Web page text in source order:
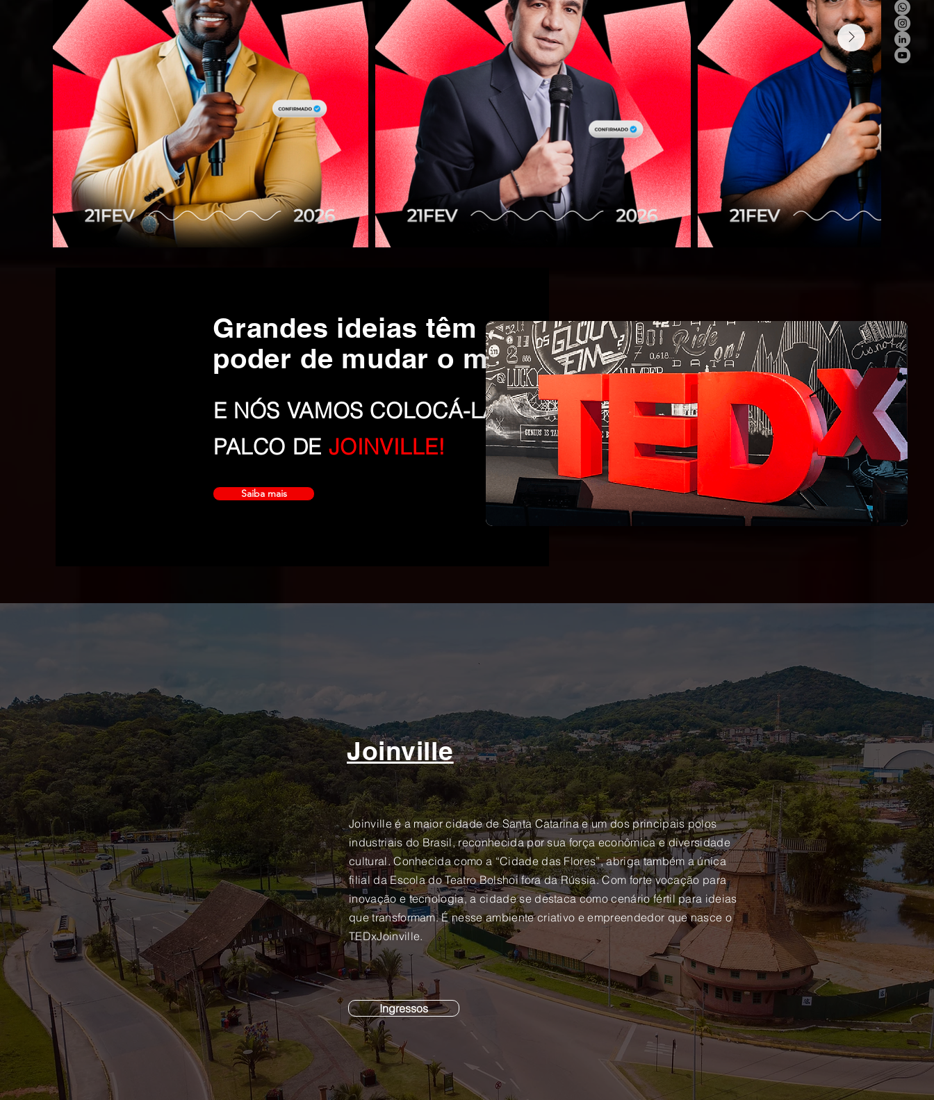
Grandes ideias têm o
poder de mudar o mundo
E NÓS VAMOS COLOCÁ-LAS NO
PALCO DE JOINVILLE!
Saiba mais
Joinville
Joinville é a maior cidade de Santa Catarina e um dos principais polos
industriais do Brasil, reconhecida por sua força econômica e diversidade
cultural. Conhecida como a “Cidade das Flores”, abriga também a única
filial da Escola do Teatro Bolshoi fora da Rússia. Com forte vocação para
inovação e tecnologia, a cidade se destaca como cenário fértil para ideias
que transformam. É nesse ambiente criativo e empreendedor que nasce o
TEDxJoinville.
Ingressos